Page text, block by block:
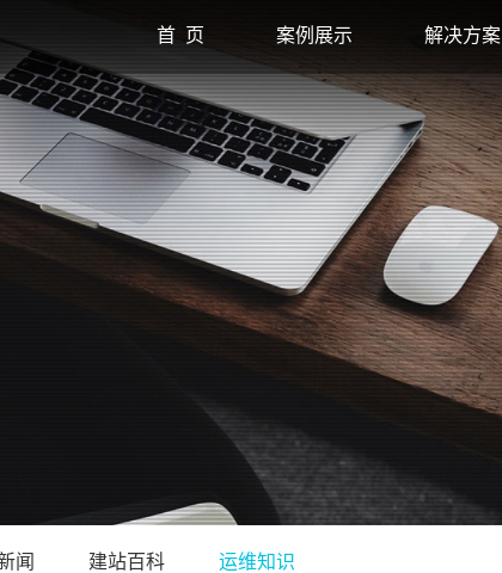
首 页 案例展示 解决方案
闻 建站百科 运维知识